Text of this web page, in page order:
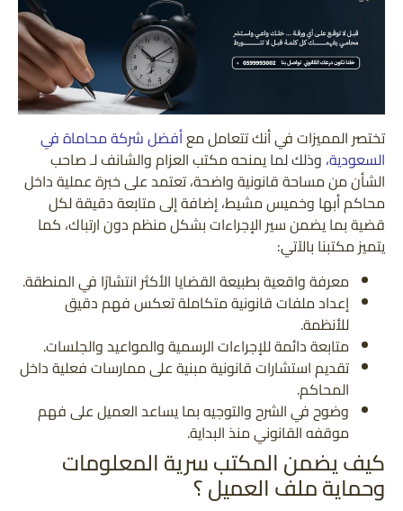
مميزات
التعامل
مع
مكتب
العزام
والشانف
للمحاماة
تختصر المميزات في أنك تتعامل معأفضل شركة محاماة في
السعودية، وذلك لمايمنحه مكتب العزام والشانف لـ صاحب
الشأن من مساحة قانونية واضحة، تعتمد على خبرة عملية داخل
محاكم أبها وخميس مشيط، إضافة إلى متابعة دقيقة لكل
قضية بما يضمن سير الإجراءات بشكل منظم دون ارتباك، كما
يتميز مكتبنا بالآتي:
معرفة واقعية بطبيعة القضايا الأكثر انتشارًا في المنطقة.
إعداد ملفات قانونية متكاملة تعكس فهم دقيق
للأنظمة.
متابعة دائمة للإجراءات الرسمية والمواعيد والجلسات.
تقديم استشارات قانونية مبنية على ممارسات فعلية داخل
المحاكم.
وضوح في الشرح والتوجيه بما يساعد العميل على فهم
موقفه القانوني منذ البداية.
كيف يضمن المكتب سرية المعلومات
وحماية ملف العميل ؟